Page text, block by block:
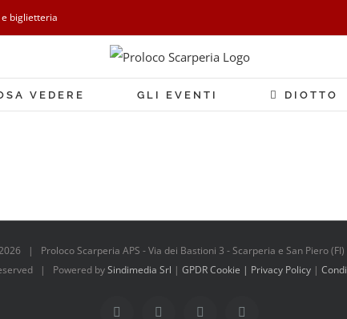
biglietteria
VEDERE GLI EVENTI DIOTTO
| Proloco Scarperia APS - Via dei Bastioni 3 - Scarperia e San Piero (FI)
| Powered bySindimedia Srl | GPDR Cookie | Privacy Policy |